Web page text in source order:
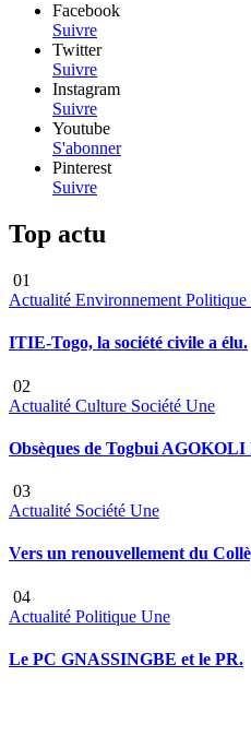
Facebook
Suivre
Twitter
Suivre
Instagram
Suivre
Youtube
S'abonner
Pinterest
Suivre
Top actu
01
Actualité Environnement Politique
ITIE-Togo, la société civile a élu.
02
Actualité Culture Société Une
Obsèques de Togbui
03
Actualité Société Une
Vers un renouvellement du
04
Actualité Politique Une
Le PC GNASSINGBE et le PR.